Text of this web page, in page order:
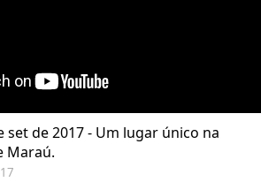
set de 2017 - Um lugar único na
Maraú.